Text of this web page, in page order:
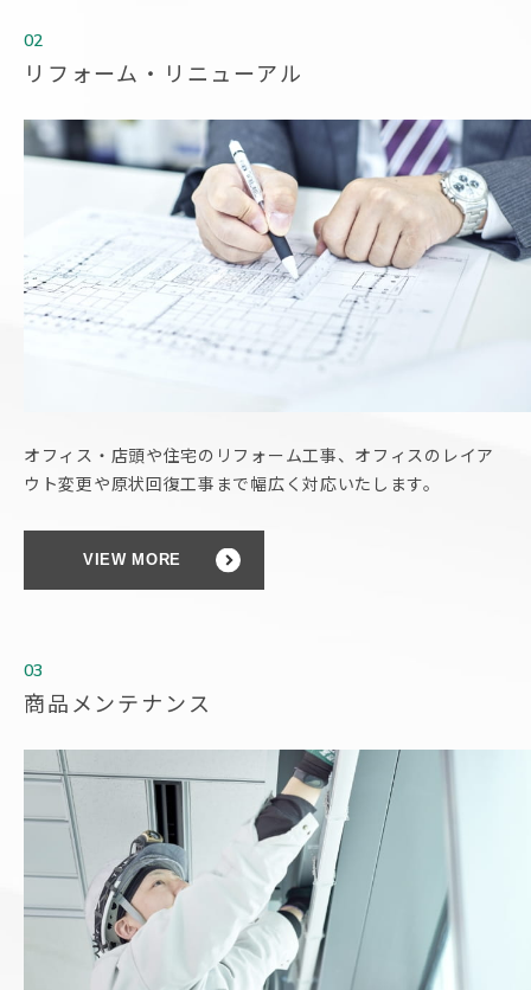
02
リフォーム・リニューアル
オフィス・店頭や住宅のリフォーム工事、オフィスのレイア
ウト変更や原状回復工事まで幅広く対応いたします。
VIEW MORE
03
商品メンテナンス